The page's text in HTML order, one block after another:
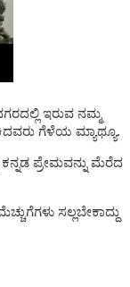
ಇರುವ ನಮ್ಮ
ಗೆಳೆಯ ಮ್ಯಾಥ್ಯೂ.
ಪ್ರೇಮವನ್ನು ಮೆರೆದ
ಸಲ್ಲಬೇಕಾದ್ದು